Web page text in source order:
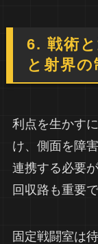
6. 戦術
と射界の
利点を生かす
け、側面を障
連携する必要
回収路も重要で
固定戦闘室は